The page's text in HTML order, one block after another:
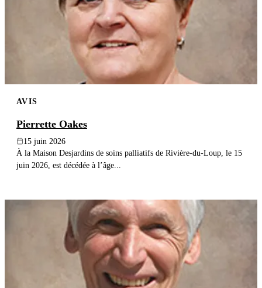
AVIS
Pierrette Oakes
15 juin 2026
À la Maison Desjardins de soins palliatifs de Rivière-du-Loup, le 15
juin 2026, est décédée à l’âge...